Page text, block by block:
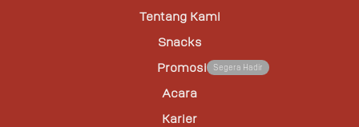
Tentang Kami
Snacks
Promosi
Segera Hadir
Acara
Karier